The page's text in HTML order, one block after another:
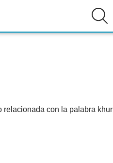
relacionada con la palabra khur